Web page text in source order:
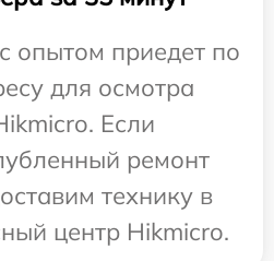
опытом приедет по
для осмотра
Если
ремонт
технику в
центр Hikmicro.